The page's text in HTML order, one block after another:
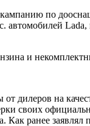
по
автомобилей
дилеров на
своих
ранее заявлял